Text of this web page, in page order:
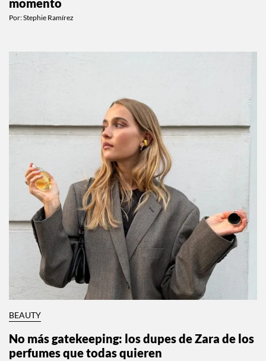
momento
Por:Stephie Ramírez
BEAUTY
No más gatekeeping: los dupes de Zara de los
perfumes que todas quieren